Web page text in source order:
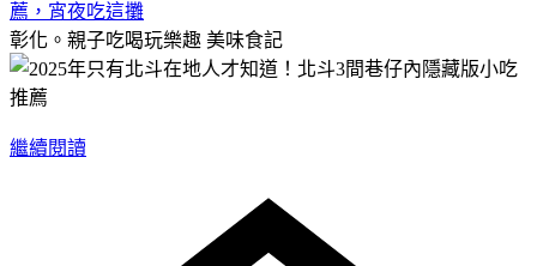
薦，宵夜吃這攤
彰化。親子吃喝玩樂趣 美味食記
繼續閱讀